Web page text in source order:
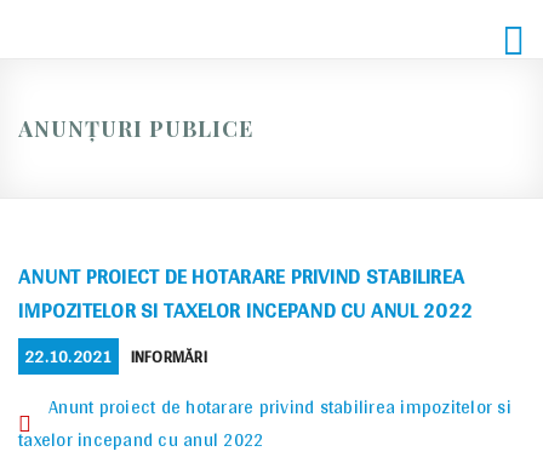
ANUNȚURI PUBLICE
ANUNT PROIECT DE HOTARARE PRIVIND STABILIREA
IMPOZITELOR SI TAXELOR INCEPAND CU ANUL 2022
POSTED
ON
22.10.2021 CATEGORIES
INFORMĂRI
Anunt proiect de hotarare privind stabilirea impozitelor si
taxelor incepand cu anul 2022